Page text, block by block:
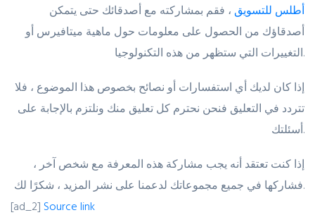
أطلس للتسويق ، فقم بمشاركته مع أصدقائك حتى يتمكن
أصدقاؤك من الحصول على معلومات حول ماهية ميتافيرس أو
التغييرات التي ستظهر من هذه التكنولوجيا.
إذا كان لديك أي استفسارات أو نصائح بخصوص هذا الموضوع ، فلا
تتردد في التعليق فنحن نحترم كل تعليق منك ونلتزم بالإجابة على
أسئلتك.
إذا كنت تعتقد أنه يجب مشاركة هذه المعرفة مع شخص آخر ،
فشاركها في جميع مجموعاتك لدعمنا على نشر المزيد ، شكرًا لك.
[ad_2] Source link